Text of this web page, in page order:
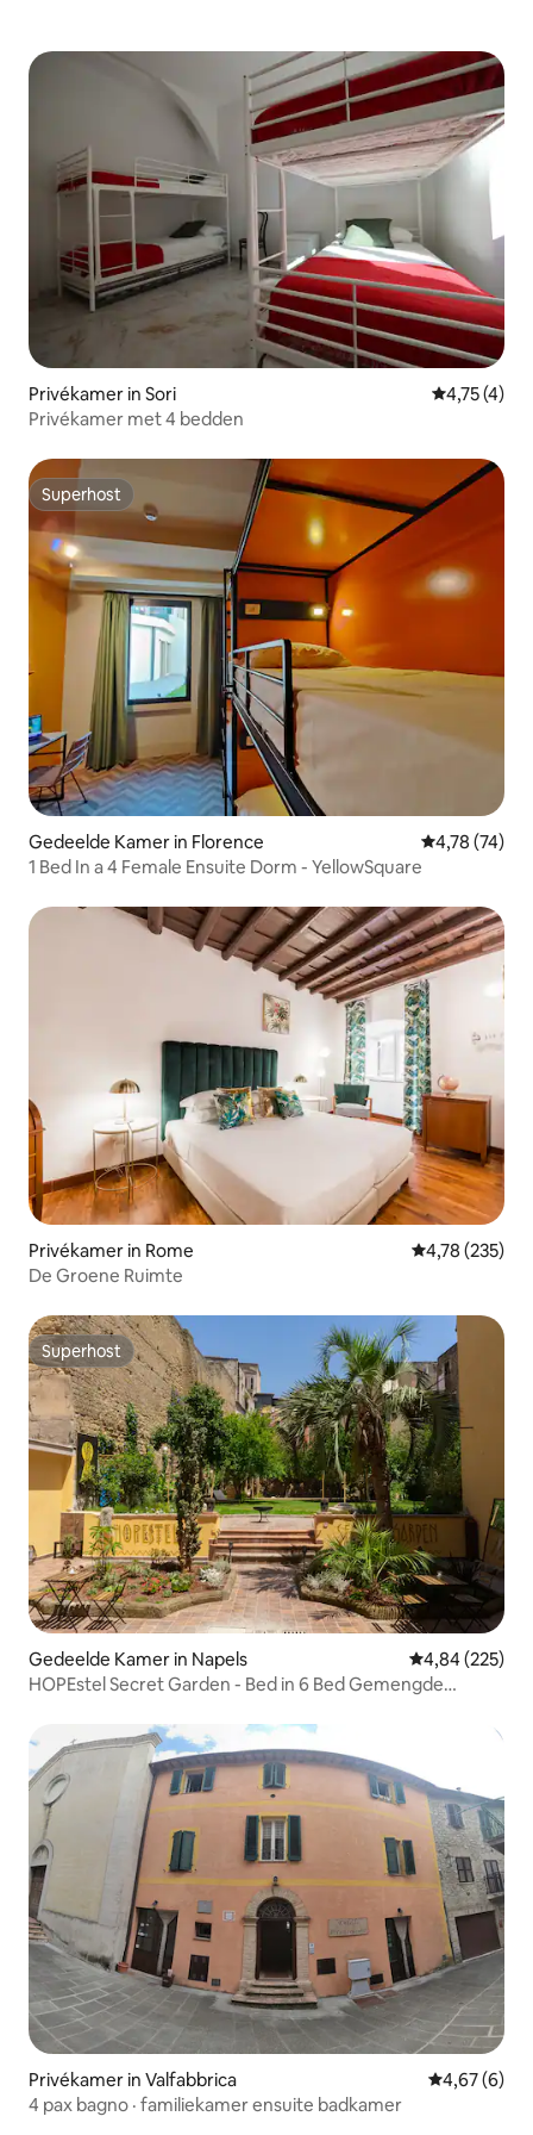
Privékamer in Sori
4,75 (4)
Privékamer met 4 bedden
Superhost
Superhost
Gedeelde Kamer in Florence Gemiddelde
4,78 (74)
1 Bed In a 4 Female Ensuite Dorm - YellowSquare
Privékamer in Rome Gemiddelde
4,78 (235)
De Groene Ruimte
Superhost
Superhost
Gedeelde Kamer in Napels Gemiddelde
4,84 (225)
HOPEstel Secret Garden - Bed in 6 Bed Gemengde
Privékamer in Valfabbrica Gemiddelde
4,67 (6)
4 pax bagno · familiekamer ensuite badkamer